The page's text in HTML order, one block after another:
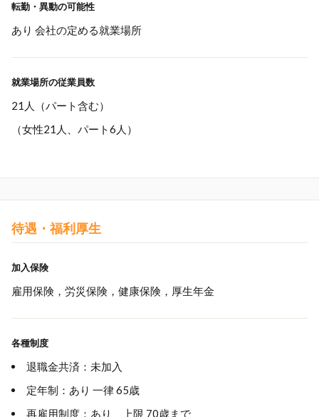
転勤・異動の可能性
あり 会社の定める就業場所
就業場所の従業員数
21人（パート含む）
（女性21人、パート6人）
待遇・福利厚生
加入保険
雇用保険，労災保険，健康保険，厚生年金
各種制度
退職金共済：未加入
定年制：あり 一律 65歳
再雇用制度：あり 上限 70歳まで